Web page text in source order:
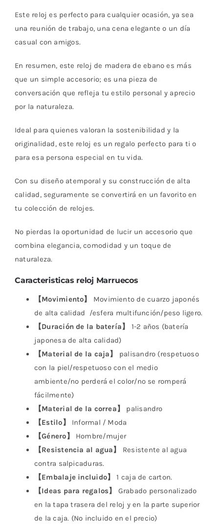
Este reloj es perfecto para cualquier ocasión, ya sea
una reunión de trabajo, una cena elegante o un día
casual con amigos.
En resumen, este reloj de madera de ebano es más
que un simple accesorio; es una pieza de
conversación que refleja tu estilo personal y aprecio
por la naturaleza.
Ideal para quienes valoran la sostenibilidad y la
originalidad, este reloj es un regalo perfecto para ti o
para esa persona especial en tu vida.
Con su diseño atemporal y su construcción de alta
calidad, seguramente se convertirá en un favorito en
tu colección de relojes.
No pierdas la oportunidad de lucir un accesorio que
combina elegancia, comodidad y un toque de
naturaleza.
Caracteristicas reloj Marruecos
【Movimiento】
Movimiento de cuarzo japonés
de alta calidad /esfera multifunción/peso ligero.
【Duración de la batería】
1-2 años (batería
japonesa de alta calidad)
【Material de la caja】
palisandro (respetuoso
con la piel/respetuoso con el medio
ambiente/no perderá el color/no se romperá
fácilmente)
【Material de la correa】
palisandro
【Estilo】
Informal / Moda
【Género】
Hombre/mujer
【Resistencia al agua】 Resistente al agua
contra salpicaduras.
【Embalaje incluido】
1 caja de carton.
【Ideas para regalos】
Grabado personalizado
en la tapa trasera del reloj y en la parte superior
de la caja. (No incluido en el precio)